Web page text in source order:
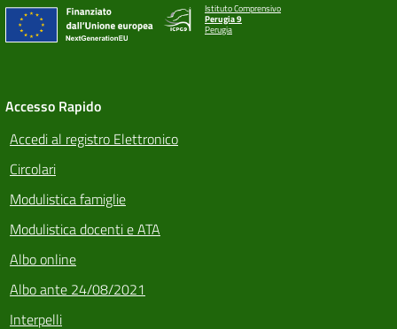
Istituto Comprensivo
Perugia 9
Perugia
Accesso Rapido
Accedi al registro Elettronico
Circolari
Modulistica famiglie
Modulistica docenti e ATA
Albo online
Albo ante 24/08/2021
Interpelli